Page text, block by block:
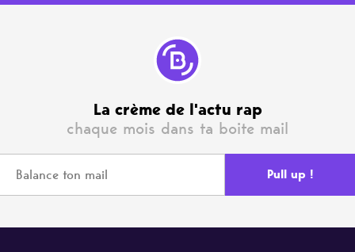
La crème de l'actu rap
chaque mois dans ta boite mail